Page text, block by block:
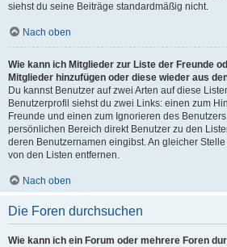
siehst du seine Beiträge standardmäßig nicht.
Nach oben
Wie kann ich Mitglieder zur Liste der Freunde
Mitglieder hinzufügen oder diese wieder aus
Du kannst Benutzer auf zwei Arten auf diese
Benutzerprofil siehst du zwei Links: einen zum
Freunde und einen zum Ignorieren des
persönlichen Bereich direkt Benutzer zu den
deren Benutzernamen eingibst. An gleicher
von den Listen entfernen.
Nach oben
Die Foren durchsuchen
Wie kann ich ein Forum oder mehrere Foren